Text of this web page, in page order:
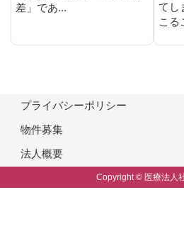
差」であ...
てし
こる
プライバシーポリシー
物件募集
法人概要
Copyright © 医療法人